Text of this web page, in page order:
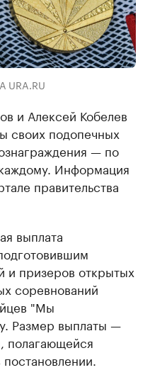
URA.RU
и Алексей Кобелев
своих подопечных
— по
Информация
правительства
выплата
и призеров открытых
соревнований
"Мы
Размер выплаты —
полагающейся